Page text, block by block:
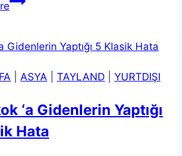
Turları:
ve
Rotası
ASYA TAYLAND YURTDIŞI
‘a Gidenlerin Yaptığı
Hata